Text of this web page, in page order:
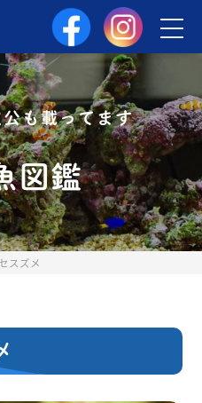
も載ってます
図鑑
スズメ